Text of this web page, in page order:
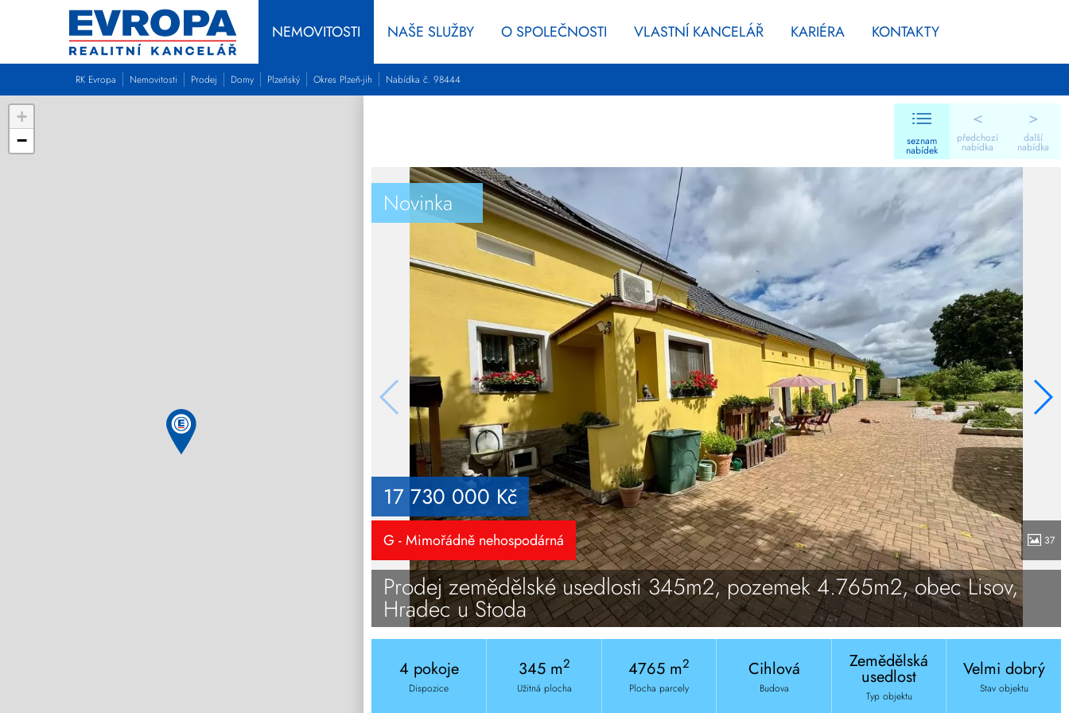
NEMOVITOSTI NAŠE SLUŽBY O SPOLEČNOSTI VLASTNÍ KANCELÁŘ KARIÉRA KONTAKTY
RK Evropa Nemovitosti Prodej Domy Plzeňský Okres Plzeň-jih Nabídka č. 98444
+
−
<
předchozí
nabídka
seznam
nabídek
>
další
nabídka
Novinka
17 730 000 Kč
G - Mimořádně nehospodárná 37
Prodej zemědělské usedlosti 345m2, pozemek 4.765m2, obec Lisov,
Hradec u Stoda
4 pokoje
Dispozice
345 m2
Užitná plocha
4765 m2
Plocha parcely
Cihlová
Budova
Zemědělská
usedlost
Typ objektu
Velmi dobrý
Stav objektu